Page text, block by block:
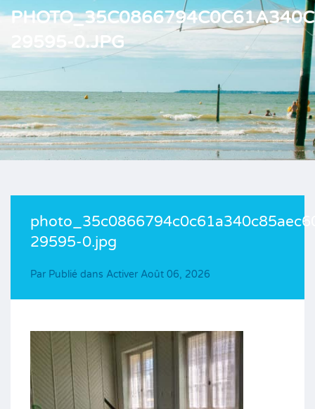
29595-0.JPG
29595-0.jpg
Par Publié dans Activer Août 06, 2026